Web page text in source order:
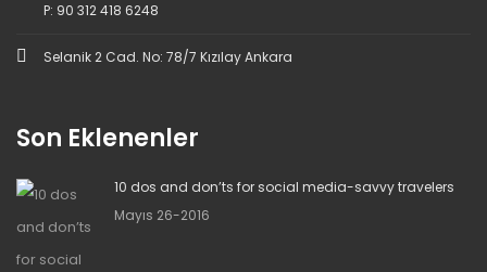
P: 90 312 418 6248
Selanik 2 Cad. No: 78/7 Kızılay Ankara
Son Eklenenler
10 dos and don’ts for social media-savvy travelers
Mayıs 26-2016